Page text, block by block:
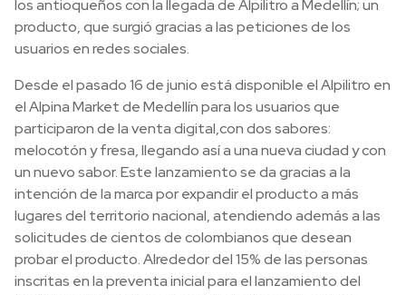
los antioqueños con la llegada de Alpilitro a Medellín; un
producto, que surgió gracias a las peticiones de los
usuarios en redes sociales.
Desde el pasado 16 de junio está disponible el Alpilitro en
el Alpina Market de Medellín para los usuarios que
participaron de la venta digital,con dos sabores:
melocotón y fresa, llegando así a una nueva ciudad y con
un nuevo sabor. Este lanzamiento se da gracias a la
intención de la marca por expandir el producto a más
lugares del territorio nacional, atendiendo además a las
solicitudes de cientos de colombianos que desean
probar el producto. Alrededor del 15% de las personas
inscritas en la preventa inicial para el lanzamiento del